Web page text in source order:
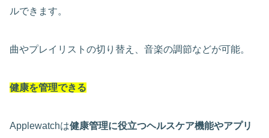
ルできます。
曲やプレイリストの切り替え、音楽の調節などが可能。
健康を管理できる
Applewatchは健康管理に役立つヘルスケア機能やアプリ